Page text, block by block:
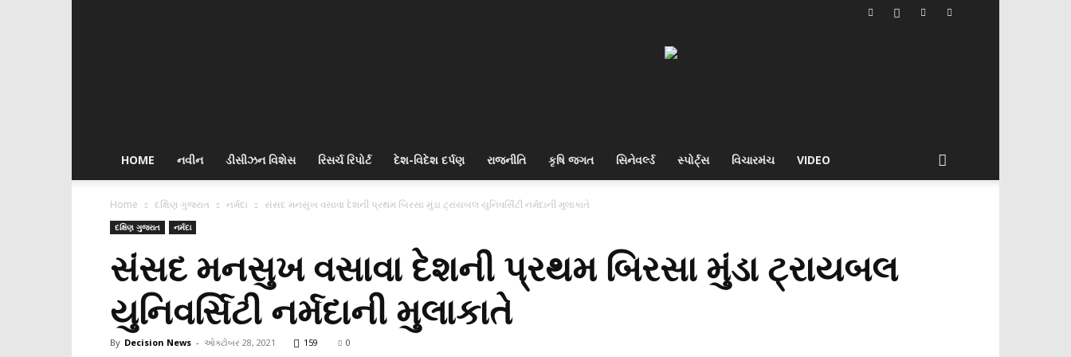
HOME નવીન ડીસીઝન વિશેસ રિસર્ચ રિપોર્ટ દેશ-વિદેશ દર્પણ રાજનીતિ કૃષિ જગત સિનેવર્લ્ડ સ્પોર્ટ્સ વિચારમંચ VIDEO
Home દક્ષિણ ગુજરાત નર્મદા સંસદ મનસુખ વસાવા દેશની પ્રથમ બિરસા મુંડા ટ્રાયબલ યુનિવર્સિટી નર્મદાની મુલાકાતે
દક્ષિણ ગુજરાત નર્મદા
સંસદ મનસુખ વસાવા દેશની પ્રથમ બિરસા મુંડા ટ્રાયબલ
યુનિવર્સિટી નર્મદાની મુલાકાતે
By Decision News - ઓક્ટોબર 28, 2021 159 0